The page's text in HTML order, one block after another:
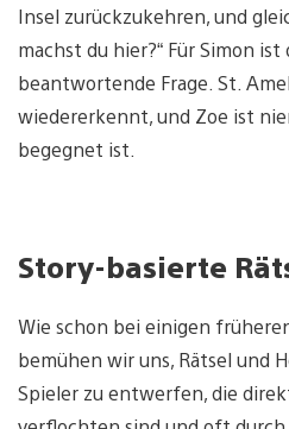
Insel zurückzukehren, und
machst du hier?“ Für Simon
beantwortende Frage. St.
wiedererkennt, und Zoe ist
begegnet ist.
Story-basierte
Wie schon bei einigen
bemühen wir uns, Rätsel und
Spieler zu entwerfen, die